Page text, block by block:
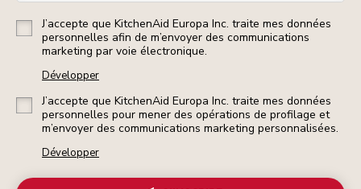
J’accepte que KitchenAid Europa Inc. traite mes données
personnelles afin de m’envoyer des communications
marketing par voie électronique.
Développer
J’accepte que KitchenAid Europa Inc. traite mes données
personnelles pour mener des opérations de profilage et
m’envoyer des communications marketing personnalisées.
Développer